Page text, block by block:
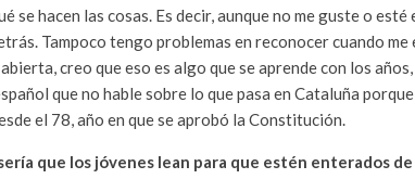
se hacen las cosas. Es decir, aunque no me guste o
Tampoco tengo problemas en reconocer cuando
creo que eso es algo que se aprende con los
que no hable sobre lo que pasa en Cataluña
el 78, año en que se aprobó la Constitución.
que los jóvenes lean para que estén enterados